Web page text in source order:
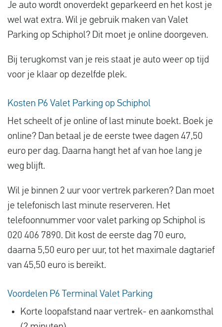
Je auto wordt onoverdekt geparkeerd en het kost je
wel wat extra. Wil je gebruik maken van Valet
Parking op Schiphol? Dit moet je online doorgeven.
Bij terugkomst van je reis staat je auto weer op tijd
voor je klaar op dezelfde plek.
Kosten P6 Valet Parking op Schiphol
Het scheelt of je online of last minute boekt. Boek je
online? Dan betaal je de eerste twee dagen 47,50
euro per dag. Daarna hangt het af van hoe lang je
weg blijft.
Wil je binnen 2 uur voor vertrek parkeren? Dan moet
je telefonisch last minute reserveren. Het
telefoonnummer voor valet parking op Schiphol is
020 406 7890. Dit kost de eerste dag 70 euro,
daarna 5,50 euro per uur, tot het maximale dagtarief
van 45,50 euro is bereikt.
Voordelen P6 Terminal Valet Parking
Korte loopafstand naar vertrek- en aankomsthal